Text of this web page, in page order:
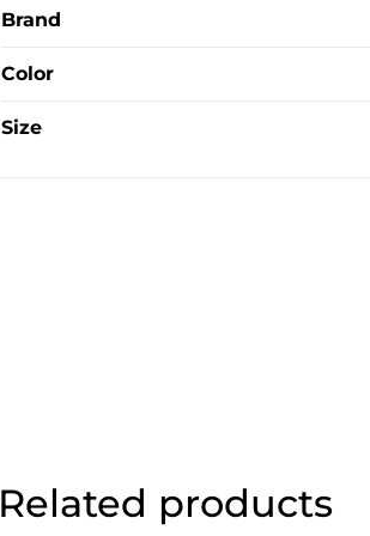
Brand
Color
Size
Related products